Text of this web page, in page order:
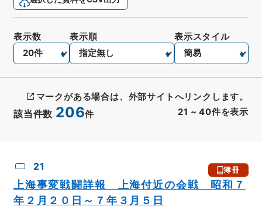
該当件数 206件 21 ~ 40件を表示
表示数 表示順 表示スタイル
マークがある場合は、外部サイトへリンクします。
21 簿冊
上海事変戦闘詳報 上海付近の会戦 昭和７
年２月２０日～７年３月５日